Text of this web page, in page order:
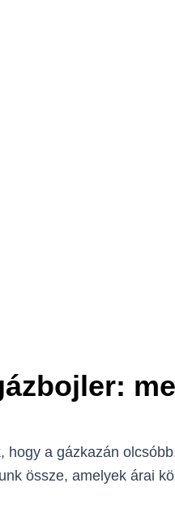
a gázkazán
össze, amelyek árai